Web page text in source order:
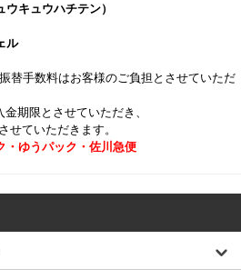
ウキュウハチテン）
ル
替手数料はお客様のご負担とさせていただ
金期限とさせていただき、
ていただきます。
ゆうパック・佐川急便